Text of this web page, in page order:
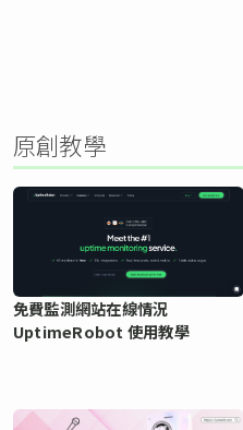
原創教學
免費監測網站在線情況
UptimeRobot 使用教學